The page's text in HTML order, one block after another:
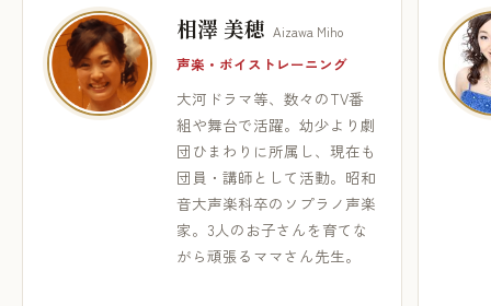
相澤 美穂 Aizawa Miho
声楽・ボイストレーニング
大河ドラマ等、数々のTV番
組や舞台で活躍。幼少より劇
団ひまわりに所属し、現在も
団員・講師として活動。昭和
音大声楽科卒のソプラノ声楽
家。3人のお子さんを育てな
がら頑張るママさん先生。